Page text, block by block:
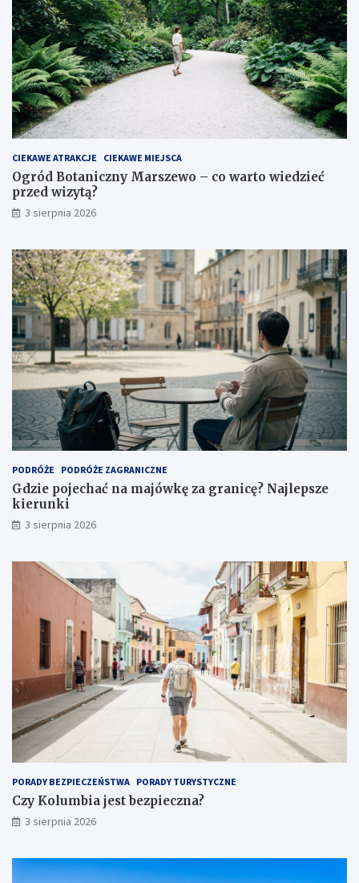
CIEKAWE ATRAKCJE CIEKAWE MIEJSCA
Ogród Botaniczny Marszewo – co warto wiedzieć
przed wizytą?
3 sierpnia 2026
PODRÓŻE PODRÓŻE ZAGRANICZNE
Gdzie pojechać na majówkę za granicę? Najlepsze
kierunki
3 sierpnia 2026
PORADY BEZPIECZEŃSTWA PORADY TURYSTYCZNE
Czy Kolumbia jest bezpieczna?
3 sierpnia 2026